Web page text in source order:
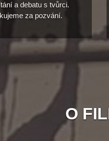
a debatu s tvůrci.
za pozvání.
O